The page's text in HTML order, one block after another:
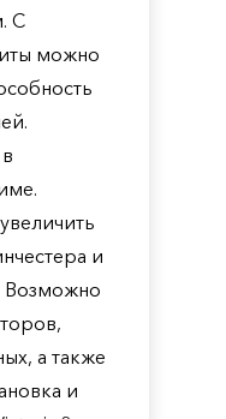
С
можно
и
Возможно
а также
и